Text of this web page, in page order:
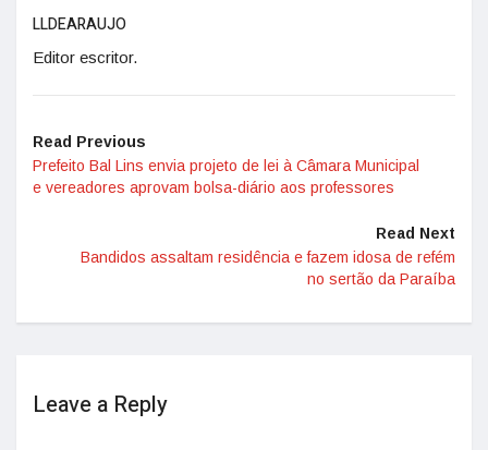
LLDEARAUJO
Editor escritor.
Read Previous
Prefeito Bal Lins envia projeto de lei à Câmara Municipal
e vereadores aprovam bolsa-diário aos professores
Read Next
Bandidos assaltam residência e fazem idosa de refém
no sertão da Paraíba
Leave a Reply